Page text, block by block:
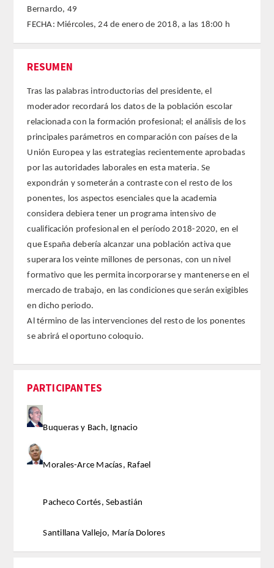
HONOR
HISTÓRICO DE ACADÉMICOS
NÚMERO
CORRESPONDIENTES
NACIONALES
EXTRANJEROS
DE MÉRITO
HONOR
ACTIVIDADES REALIZADAS
2026
HISTÓRICO
PREMIOS
PREMIOS 2026
Bernardo, 49
FECHA: Miércoles, 24 de enero de 2018, a las 18:00 h
RESUMEN
Tras las palabras introductorias del presidente, el
moderador recordará los datos de la población escolar
relacionada con la formación profesional; el análisis de los
principales parámetros en comparación con países de la
Unión Europea y las estrategias recientemente aprobadas
por las autoridades laborales en esta materia. Se
expondrán y someterán a contraste con el resto de los
ponentes, los aspectos esenciales que la academia
considera debiera tener un programa intensivo de
cualificación profesional en el período 2018-2020, en el
que España debería alcanzar una población activa que
superara los veinte millones de personas, con un nivel
formativo que les permita incorporarse y mantenerse en el
mercado de trabajo, en las condiciones que serán exigibles
en dicho periodo.
Al término de las intervenciones del resto de los ponentes
se abrirá el oportuno coloquio.
PARTICIPANTES
Buqueras y Bach, Ignacio
Morales-Arce Macías, Rafael
Pacheco Cortés, Sebastián
Santillana Vallejo, María Dolores